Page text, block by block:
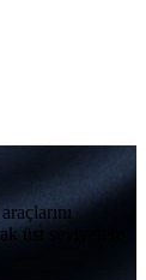
üst seviyelere